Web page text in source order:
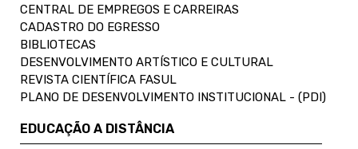
CENTRAL DE EMPREGOS E CARREIRAS
CADASTRO DO EGRESSO
BIBLIOTECAS
DESENVOLVIMENTO ARTÍSTICO E CULTURAL
REVISTA CIENTÍFICA FASUL
PLANO DE DESENVOLVIMENTO INSTITUCIONAL - (PDI)
EDUCAÇÃO A DISTÂNCIA